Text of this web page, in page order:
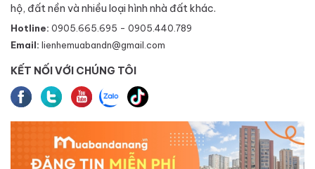
hộ, đất nền và nhiều loại hình nhà đất khác.
Hotline: 0905.665.695 - 0905.440.789
Email: lienhemuabandn@gmail.com
KẾT NỐI VỚI CHÚNG TÔI